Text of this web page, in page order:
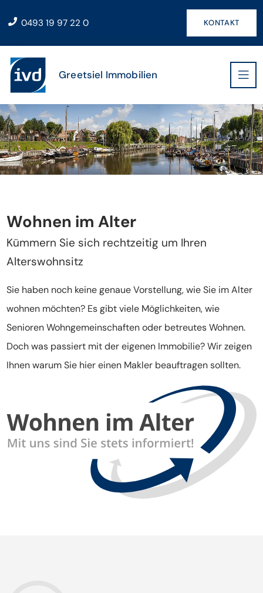
0493 19 97 22 0 KONTAKT
Greetsiel Immobilien
Wohnen im Alter
Kümmern Sie sich rechtzeitig um Ihren
Alterswohnsitz
Sie haben noch keine genaue Vorstellung, wie Sie im Alter
wohnen möchten? Es gibt viele Möglichkeiten, wie
Senioren Wohngemeinschaften oder betreutes Wohnen.
Doch was passiert mit der eigenen Immobilie? Wir zeigen
Ihnen warum Sie hier einen Makler beauftragen sollten.